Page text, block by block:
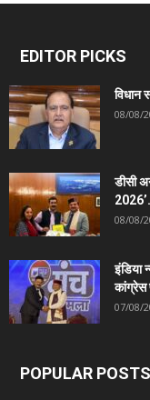
EDITOR PICKS
विधान
08/08/
डीसी
08/08/
इंडिया
कांग्रेस
07/08/
POPULAR POSTS